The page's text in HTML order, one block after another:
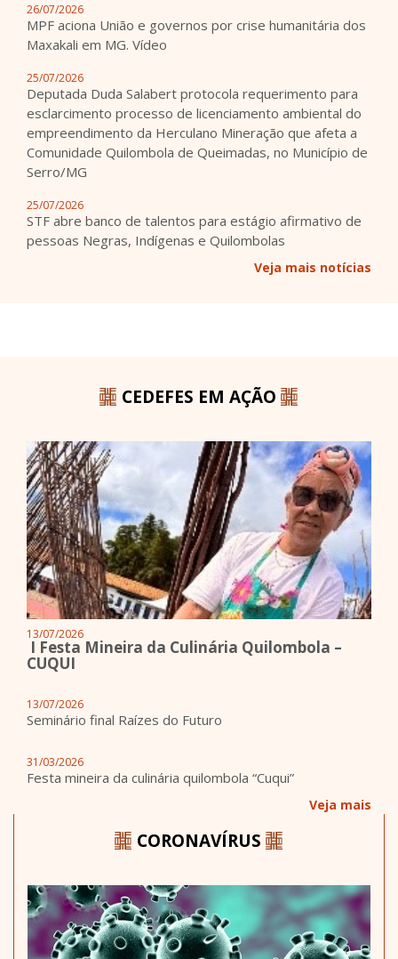
26/07/2026
MPF aciona União e governos por crise humanitária dos
Maxakali em MG. Vídeo
25/07/2026
Deputada Duda Salabert protocola requerimento para
esclarcimento processo de licenciamento ambiental do
empreendimento da Herculano Mineração que afeta a
Comunidade Quilombola de Queimadas, no Município de
Serro/MG
25/07/2026
STF abre banco de talentos para estágio afirmativo de
pessoas Negras, Indígenas e Quilombolas
Veja mais notícias
CEDEFES EM AÇÃO
13/07/2026
I Festa Mineira da Culinária Quilombola –
CUQUI
13/07/2026
Seminário final Raízes do Futuro
31/03/2026
Festa mineira da culinária quilombola “Cuqui”
Veja mais
CORONAVÍRUS